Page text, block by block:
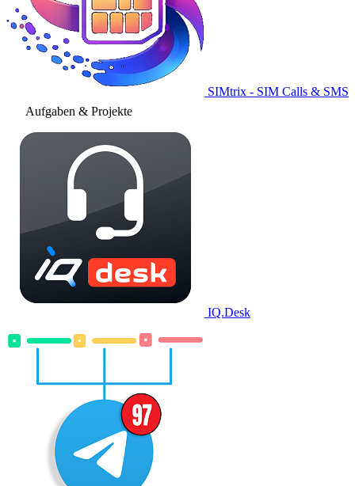
SIMtrix - SIM Calls & SMS
Aufgaben & Projekte
IQ.Desk